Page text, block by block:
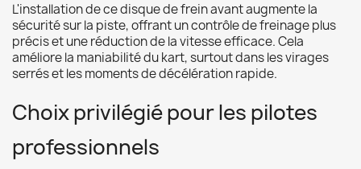
L'installation de ce disque de frein avant augmente la
sécurité sur la piste, offrant un contrôle de freinage plus
précis et une réduction de la vitesse efficace. Cela
améliore la maniabilité du kart, surtout dans les virages
serrés et les moments de décélération rapide.
Choix privilégié pour les pilotes
professionnels